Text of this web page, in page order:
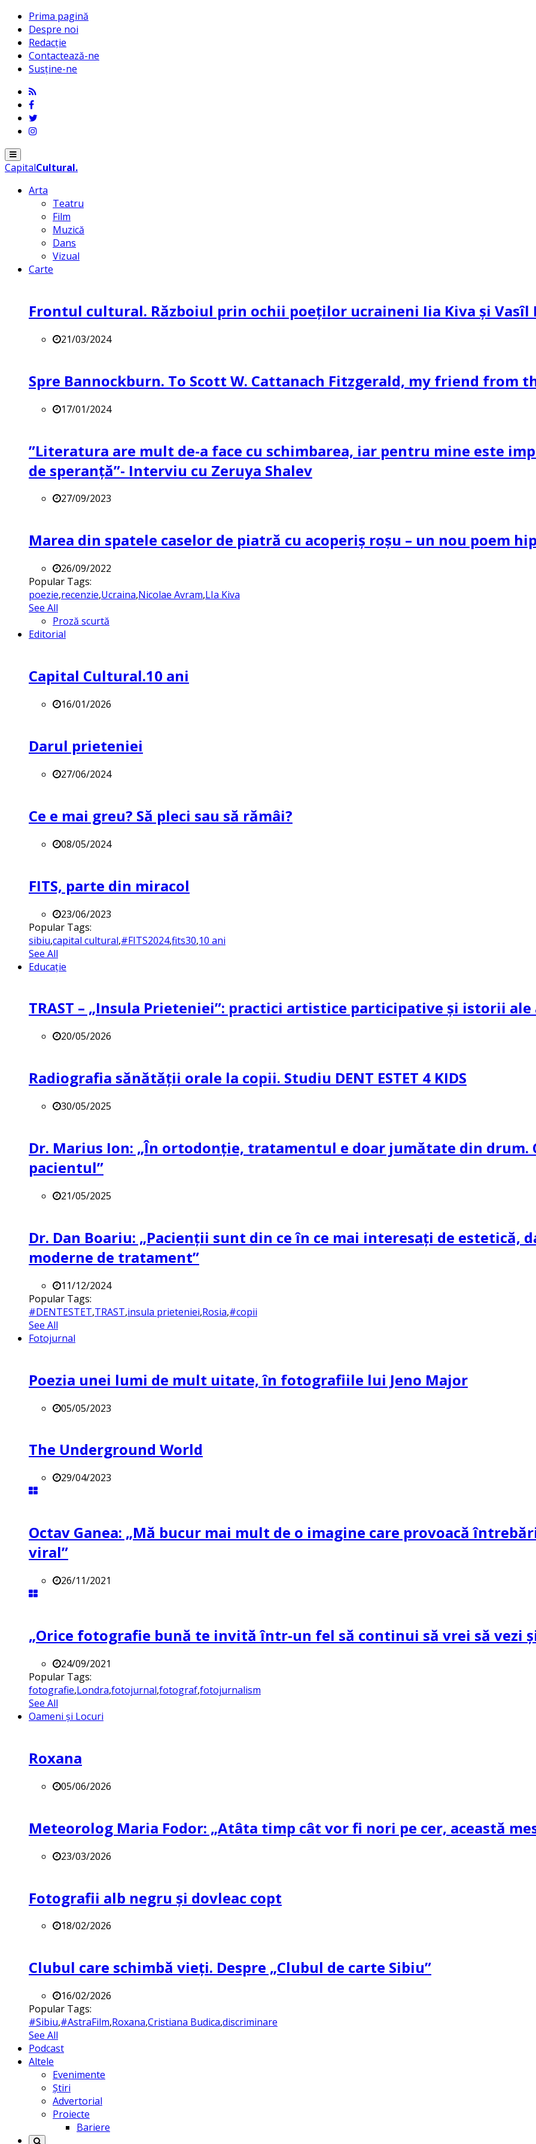
Prima pagină
Despre noi
Redacție
Contactează-ne
Susține-ne
Menu
CapitalCultural.
Arta
Teatru
Film
Muzică
Dans
Vizual
Carte
Frontul cultural. Războiul prin ochii poeților ucraineni Iia Kiva și Vasîl
21/03/2024
Spre Bannockburn. To Scott W. Cattanach Fitzgerald, my friend from
17/01/2024
”Literatura are mult de-a face cu schimbarea, iar pentru mine este
de speranță”- Interviu cu Zeruya Shalev
27/09/2023
Marea din spatele caselor de piatră cu acoperiș roșu – un nou poem
26/09/2022
Popular Tags:
poezie,recenzie,Ucraina,Nicolae Avram,LIa Kiva
See All
Proză scurtă
Editorial
Capital Cultural.10 ani
16/01/2026
Darul prieteniei
27/06/2024
Ce e mai greu? Să pleci sau să rămâi?
08/05/2024
FITS, parte din miracol
23/06/2023
Popular Tags:
sibiu,capital cultural,#FITS2024,fits30,10 ani
See All
Educație
TRAST – „Insula Prieteniei”: practici artistice participative și istorii
20/05/2026
Radiografia sănătății orale la copii. Studiu DENT ESTET 4 KIDS
30/05/2025
Dr. Marius Ion: „În ortodonție, tratamentul e doar jumătate din drum.
pacientul”
21/05/2025
Dr. Dan Boariu: „Pacienții sunt din ce în ce mai interesați de estetică,
moderne de tratament”
11/12/2024
Popular Tags:
#DENTESTET,TRAST,insula prieteniei,Rosia,#copii
See All
Fotojurnal
Poezia unei lumi de mult uitate, în fotografiile lui Jeno Major
05/05/2023
The Underground World
29/04/2023
Octav Ganea: „Mă bucur mai mult de o imagine care provoacă
viral”
26/11/2021
„Orice fotografie bună te invită într-un fel să continui să vrei să vezi
24/09/2021
Popular Tags:
fotografie,Londra,fotojurnal,fotograf,fotojurnalism
See All
Oameni și Locuri
Roxana
05/06/2026
Meteorolog Maria Fodor: „Atâta timp cât vor fi nori pe cer, această
23/03/2026
Fotografii alb negru și dovleac copt
18/02/2026
Clubul care schimbă vieți. Despre „Clubul de carte Sibiu”
16/02/2026
Popular Tags:
#Sibiu,#AstraFilm,Roxana,Cristiana Budica,discriminare
See All
Podcast
Altele
Evenimente
Știri
Advertorial
Proiecte
Bariere